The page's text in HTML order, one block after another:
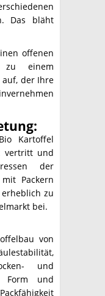
Das bläht
offenen
zu einem
auf, der Ihre
Kartoffel
vertritt und
der
Packern
zu
bei.
von
und
Form und